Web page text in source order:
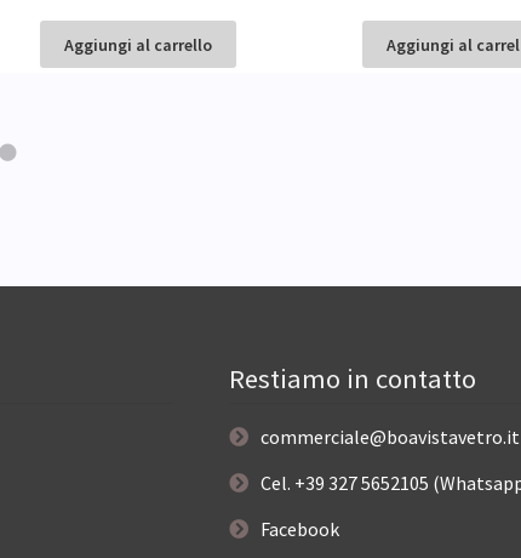
Aggiungi al carrello Aggiungi al
Restiamo in contatto
commerciale@boavistavetro.it
Cel. +39 327 5652105
Facebook